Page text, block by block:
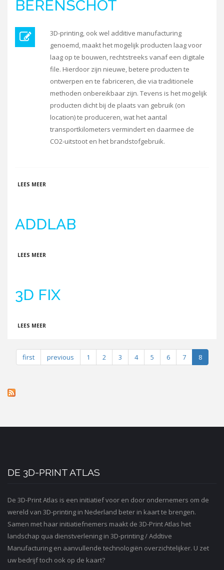
BERENSCHOT
3D-printing, ook wel additive manufacturing
genoemd, maakt het mogelijk producten laag voor
laag op te bouwen, rechtstreeks vanaf een digitale
file. Hierdoor zijn nieuwe, betere producten te
ontwerpen en te fabriceren, die via traditionele
methoden onbereikbaar zijn. Tevens is het mogelijk
producten dicht bij de plaats van gebruik (on
location) te produceren, wat het aantal
transportkilometers vermindert en daarmee de
CO2-uitstoot en het brandstofgebruik.
LEES MEER
ADDLAB
LEES MEER
3D FIX
LEES MEER
first previous 1 2 3 4 5 6 7 8
DE 3D-PRINT ATLAS
De 3D-Print Atlas is een initiatief voor en door ondernemers om de
wereld van 3D-printing in Nederland beter in kaart te brengen.
Samen met haar initiatiefnemers maakt de 3D-Print Atlas het
landschap qua dienstverlening in 3D-printing / Addtive
Manufacturing en aanvullende technologiën overzichtelijker. U zet
uw bedrijf toch ook op de kaart?